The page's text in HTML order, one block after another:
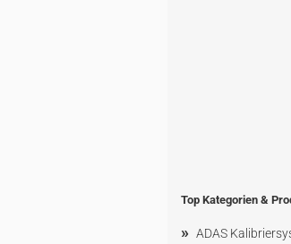
Top Kategorien &
» ADAS